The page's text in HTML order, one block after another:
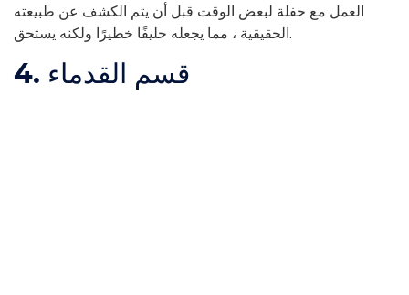
العمل مع حفلة لبعض الوقت قبل أن يتم الكشف عن طبيعته
الحقيقية ، مما يجعله حليفًا خطيرًا ولكنه يستحق.
4. قسم القدماء